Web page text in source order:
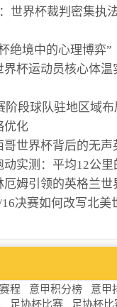
世界杯裁判密集执
绝境中的心理博弈”
杯运动员核心体温
阶段球队驻地区域
优化
世界杯背后的无声
实测：平均12公
厄姆引领的英格兰世
决赛如何改写北美
程 意甲积分榜 意甲
足协杯比赛 足协杯